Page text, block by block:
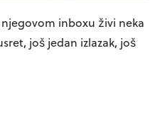
inboxu živi neka
još jedan izlazak, još